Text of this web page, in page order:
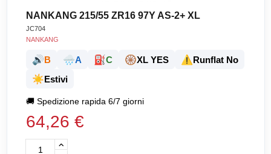
NANKANG 215/55 ZR16 97Y AS-2+ XL
JC704
NANKANG
🔊B 🌧️A ⛽C 🛞XL YES ⚠️Runflat No
☀️Estivi
🚚Spedizione rapida 6/7 giorni
64,26 €